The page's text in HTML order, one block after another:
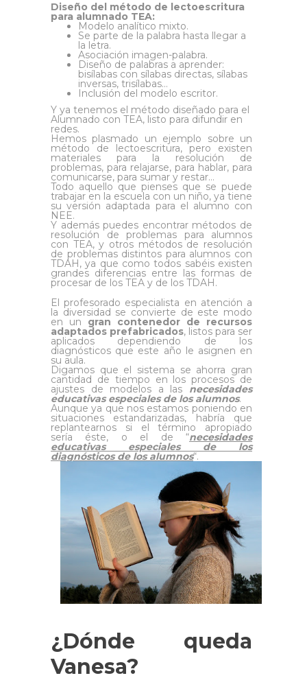
Diseño del método de lectoescritura
para alumnado TEA:
Modelo analítico mixto.
Se parte de la palabra hasta llegar a
la letra.
Asociación imagen-palabra.
Diseño de palabras a aprender:
bisílabas con sílabas directas, sílabas
inversas, trisílabas…
Inclusión del modelo escritor.
Y ya tenemos el método diseñado para el
Alumnado con TEA, listo para difundir en
redes.
Hemos plasmado un ejemplo sobre un
método de lectoescritura, pero existen
materiales para la resolución de
problemas, para relajarse, para hablar, para
comunicarse, para sumar y restar…
Todo aquello que pienses que se puede
trabajar en la escuela con un niño, ya tiene
su versión adaptada para el alumno con
NEE.
Y además puedes encontrar métodos de
resolución de problemas para alumnos
con TEA, y otros métodos de resolución
de problemas distintos para alumnos con
TDAH, ya que como todos sabéis existen
grandes diferencias entre las formas de
procesar de los TEA y de los TDAH.
El profesorado especialista en atención a
la diversidad se convierte de este modo
en un gran contenedor de recursos
adaptados prefabricados, listos para ser
aplicados dependiendo de los
diagnósticos que este año le asignen en
su aula.
Digamos que el sistema se ahorra gran
cantidad de tiempo en los procesos de
ajustes de modelos a las necesidades
educativas especiales de los alumnos.
Aunque ya que nos estamos poniendo en
situaciones estandarizadas, habría que
replantearnos si el término apropiado
sería éste, o el de “necesidades
educativas especiales de los
diagnósticos de los alumnos“.
¿Dónde queda
Vanesa?